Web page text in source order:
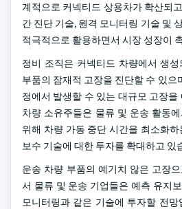
계적으로 커넥티드 상용차가 확산되
간 진단 기술, 원격 모니터링 기술 및
적극적으로 활용하면서 시장 성장이
정비 조직은 커넥티드 차량에서 생
부품의 잠재적 고장을 진단할 수 있으
정에서 발생할 수 있는 대규모 고장
차량 소유주들은 물류 및 운송 활동
위해 차량 가동 중단 시간을 최소화
보수 기술에 대한 투자를 확대하고 있
운송 차량 부품의 예기치 않은 고장
서 물류 및 운송 기업들은 예측 유지
모니터링과 같은 기술에 투자할 전